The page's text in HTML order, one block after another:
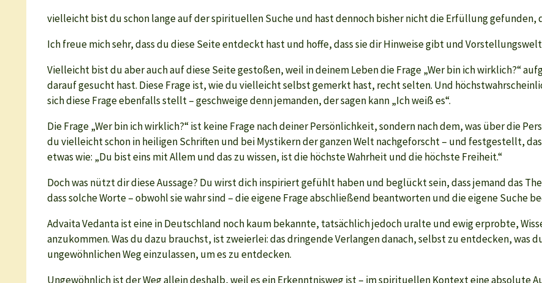
vielleicht bist du schon lange auf der spirituellen Suche und hast dennoch bisher nicht die Erfüllung gefunden,
Ich freue mich sehr, dass du diese Seite entdeckt hast und hoffe, dass sie dir Hinweise gibt und
Vielleicht bist du aber auch auf diese Seite gestoßen, weil in deinem Leben die Frage „Wer bin ich wirklich?“
darauf gesucht hast. Diese Frage ist, wie du vielleicht selbst gemerkt hast, recht selten. Und
sich diese Frage ebenfalls stellt – geschweige denn jemanden, der sagen kann „Ich weiß es“.
Die Frage „Wer bin ich wirklich?“ ist keine Frage nach deiner Persönlichkeit, sondern nach dem, was über die
du vielleicht schon in heiligen Schriften und bei Mystikern der ganzen Welt nachgeforscht – und festgestellt,
etwas wie: „Du bist eins mit Allem und das zu wissen, ist die höchste Wahrheit und die höchste Freiheit.“
Doch was nützt dir diese Aussage? Du wirst dich inspiriert gefühlt haben und beglückt sein, dass jemand das
dass solche Worte – obwohl sie wahr sind – die eigene Frage abschließend beantworten und die eigene Suche
Advaita Vedanta ist eine in Deutschland noch kaum bekannte, tatsächlich jedoch uralte und ewig erprobte,
anzukommen. Was du dazu brauchst, ist zweierlei: das dringende Verlangen danach, selbst zu entdecken, was
ungewöhnlichen Weg einzulassen, um es zu entdecken.
Ungewöhnlich ist der Weg allein deshalb, weil es ein Erkenntnisweg ist – im spirituellen Kontext eine absolute